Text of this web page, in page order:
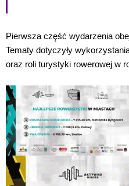
Pierwsza część wydarzenia
Tematy dotyczyły
oraz roli turystyki rowerowej w